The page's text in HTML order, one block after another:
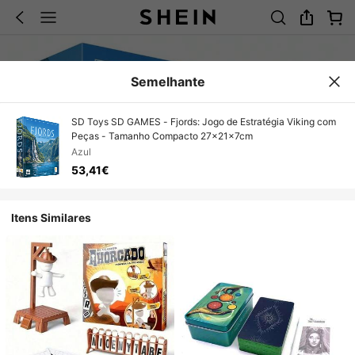
Semelhante
SD Toys SD GAMES - Fjords: Jogo de Estratégia Viking com
Peças - Tamanho Compacto 27x21x7cm
Azul
53,41€
Itens Similares